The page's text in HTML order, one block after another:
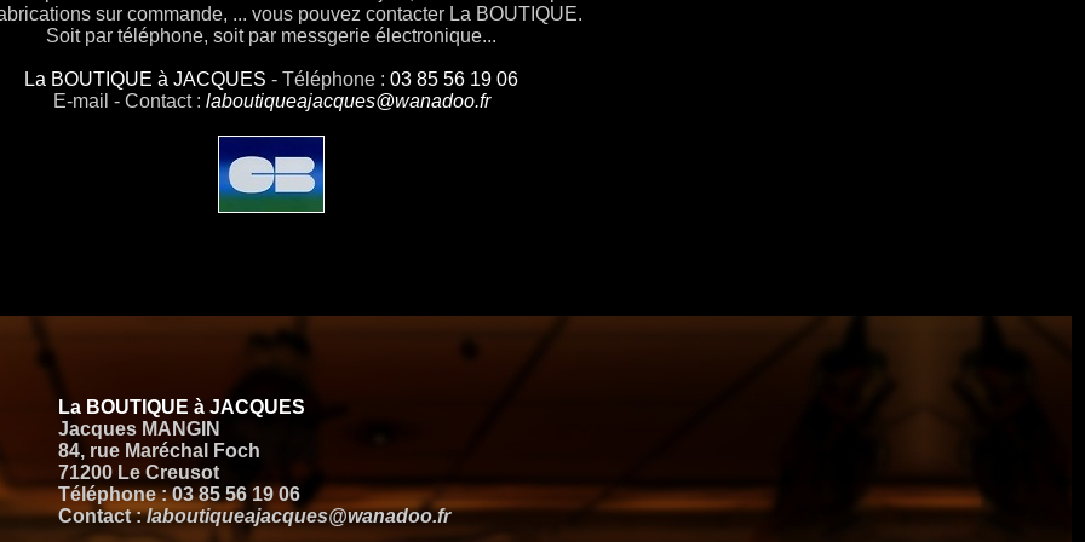
sur commande, ... vous pouvez contacter La BOUTIQUE.
Soit par téléphone, soit par messgerie électronique...
La BOUTIQUE à JACQUES - Téléphone : 03 85 56 19 06
E-mail - Contact : laboutiqueajacques@wanadoo.fr
La BOUTIQUE à JACQUES
Jacques MANGIN
84, rue Maréchal Foch
71200 Le Creusot
Téléphone : 03 85 56 19 06
Contact :laboutiqueajacques@wanadoo.fr